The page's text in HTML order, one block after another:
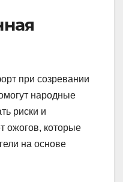
при созревании
народные
риски и
ожогов, которые
на основе